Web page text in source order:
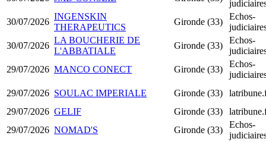
30/07/2026
INGENSKIN
THERAPEUTICS
Gironde (33)
Echos-
30/07/2026
LA BOUCHERIE DE
L'ABBATIALE
Gironde (33)
Echos-
29/07/2026 MANCO CONECT Gironde (33)
Echos-
29/07/2026 SOULAC IMPERIALE Gironde (33)
29/07/2026 GELIF Gironde (33)
29/07/2026 NOMAD'S Gironde (33)
Echos-